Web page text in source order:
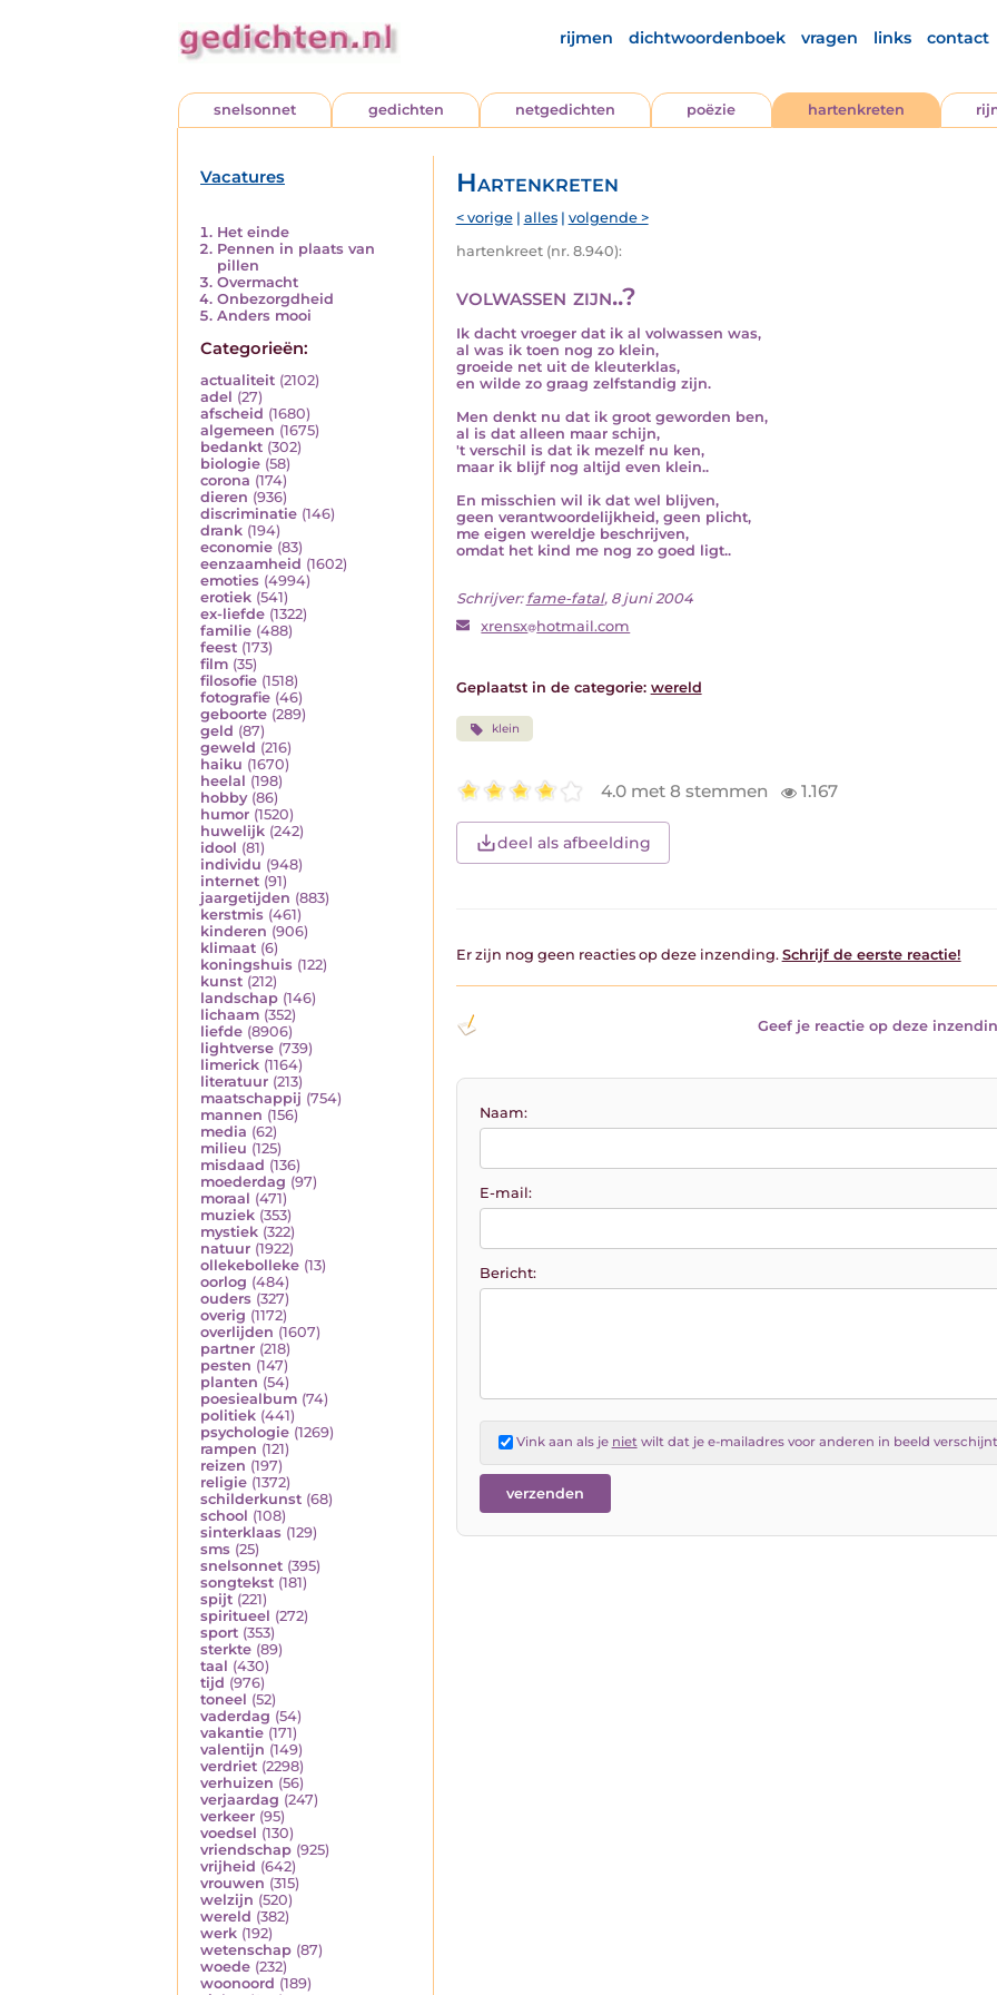
rijmen dichtwoordenboek vragen links contact
snelsonnet gedichten netgedichten poëzie hartenkreten
Vacatures
Het einde
Pennen in plaats van
pillen
Overmacht
Onbezorgdheid
Anders mooi
Categorieën:
actualiteit (2102)
adel (27)
afscheid (1680)
algemeen (1675)
bedankt (302)
biologie (58)
corona (174)
dieren (936)
discriminatie (146)
drank (194)
economie (83)
eenzaamheid (1602)
emoties (4994)
erotiek (541)
ex-liefde (1322)
familie (488)
feest (173)
film (35)
filosofie (1518)
fotografie (46)
geboorte (289)
geld (87)
geweld (216)
haiku (1670)
heelal (198)
hobby (86)
humor (1520)
huwelijk (242)
idool (81)
individu (948)
internet (91)
jaargetijden (883)
kerstmis (461)
kinderen (906)
klimaat (6)
koningshuis (122)
kunst (212)
landschap (146)
lichaam (352)
liefde (8906)
lightverse (739)
limerick (1164)
literatuur (213)
maatschappij (754)
mannen (156)
media (62)
milieu (125)
misdaad (136)
moederdag (97)
moraal (471)
muziek (353)
mystiek (322)
natuur (1922)
ollekebolleke (13)
oorlog (484)
ouders (327)
overig (1172)
overlijden (1607)
partner (218)
pesten (147)
planten (54)
poesiealbum (74)
politiek (441)
psychologie (1269)
rampen (121)
reizen (197)
religie (1372)
schilderkunst (68)
school (108)
sinterklaas (129)
sms (25)
snelsonnet (395)
songtekst (181)
spijt (221)
spiritueel (272)
sport (353)
sterkte (89)
taal (430)
tijd (976)
toneel (52)
vaderdag (54)
vakantie (171)
valentijn (149)
verdriet (2298)
verhuizen (56)
verjaardag (247)
verkeer (95)
voedsel (130)
vriendschap (925)
vrijheid (642)
vrouwen (315)
welzijn (520)
wereld (382)
werk (192)
wetenschap (87)
woede (232)
woonoord (189)
Hartenkreten
< vorige| alles| volgende >
hartenkreet (nr. 8.940):
volwassen zijn..?
Ik dacht vroeger dat ik al volwassen was,
al was ik toen nog zo klein,
groeide net uit de kleuterklas,
en wilde zo graag zelfstandig zijn.
Men denkt nu dat ik groot geworden ben,
al is dat alleen maar schijn,
't verschil is dat ik mezelf nu ken,
maar ik blijf nog altijd even klein..
En misschien wil ik dat wel blijven,
geen verantwoordelijkheid, geen plicht,
me eigen wereldje beschrijven,
omdat het kind me nog zo goed ligt..
Schrijver: fame-fatal, 8 juni 2004
xrensx hotmail.com
Geplaatst in de categorie: wereld
klein
4.0 met 8 stemmen 1.167
deel als afbeelding
Er zijn nog geen reacties op deze inzending. Schrijf de eerste reactie!
Geef je reactie op deze
Naam:
E-mail:
Bericht:
Vink aan als je nietwilt dat je e-mailadres voor anderen in beeld verschijnt